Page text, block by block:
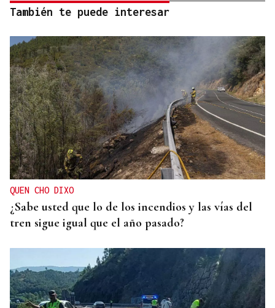
También te puede interesar
QUEN CHO DIXO
¿Sabe usted que lo de los incendios y las vías del
tren sigue igual que el año pasado?